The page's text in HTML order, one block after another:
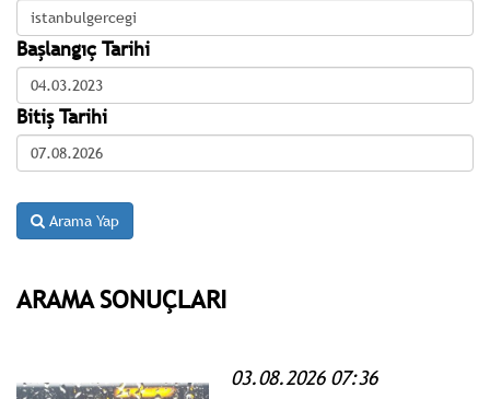
Başlangıç Tarihi
Bitiş Tarihi
Arama Yap
ARAMA SONUÇLARI
03.08.2026 07:36